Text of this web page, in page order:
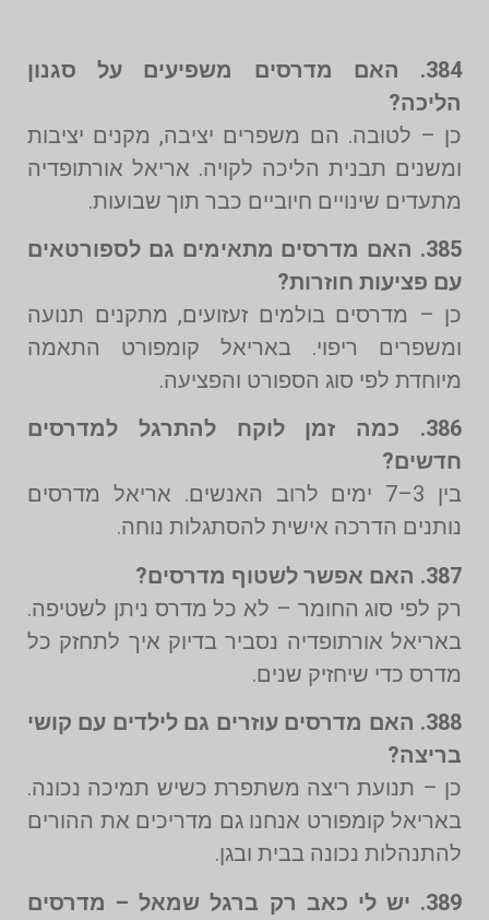
384. האם מדרסים משפיעים על סגנון
הליכה?
כן – לטובה. הם משפרים יציבה, מקנים יציבות
ומשנים תבנית הליכה לקויה. אריאל אורתופדיה
מתעדים שינויים חיוביים כבר תוך שבועות.
385. האם מדרסים מתאימים גם לספורטאים
עם פציעות חוזרות?
כן – מדרסים בולמים זעזועים, מתקנים תנועה
ומשפרים ריפוי. באריאל קומפורט התאמה
מיוחדת לפי סוג הספורט והפציעה.
386. כמה זמן לוקח להתרגל למדרסים
חדשים?
בין 3–7 ימים לרוב האנשים. אריאל מדרסים
נותנים הדרכה אישית להסתגלות נוחה.
387. האם אפשר לשטוף מדרסים?
רק לפי סוג החומר – לא כל מדרס ניתן לשטיפה.
באריאל אורתופדיה נסביר בדיוק איך לתחזק כל
מדרס כדי שיחזיק שנים.
388. האם מדרסים עוזרים גם לילדים עם קושי
בריצה?
כן – תנועת ריצה משתפרת כשיש תמיכה נכונה.
באריאל קומפורט אנחנו גם מדריכים את ההורים
להתנהלות נכונה בבית ובגן.
389. יש לי כאב רק ברגל שמאל – מדרסים